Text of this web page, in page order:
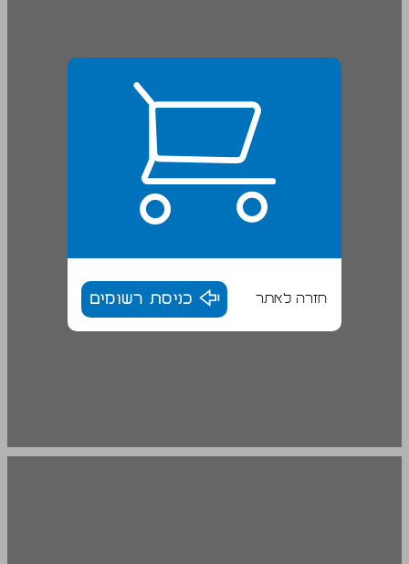
חזרה לאתר כניסת רשומים